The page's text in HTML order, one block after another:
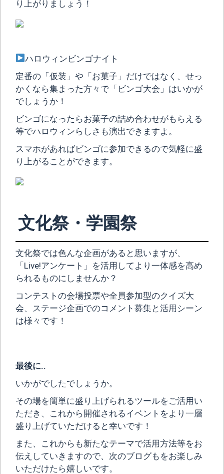
り上がりましょう！
ハロウィンビンゴナイト
定番の「仮装」や「お菓子」だけではなく、せっ
かくなら集まった方々で「ビンゴ大会」はいかが
でしょうか！
ビンゴになったらお菓子の詰め合わせがもらえる
等でハロウィンらしさも演出できますよ。
スマホがあればビンゴに参加できるので気軽に盛
り上がることができます。
文化祭・学園祭
文化祭では色んな企画があると思いますが、
「Live!アンケート」を活用してより一体感を高め
られるものにしませんか？
コンテストの会場投票や全員参加型のクイズ大
会、ステージ企画でのコメント募集と活用シーン
は様々です！
最後に..
いかがでしたでしょうか。
その場を簡単に盛り上げられるツールをご活用い
ただき、これから開催されるイベントをより一層
盛り上げていただけると幸いです！
また、これからも新たなテーマで活用方法等をお
伝えしていきますので、次のブログもをお楽しみ
いただけたら嬉しいです。